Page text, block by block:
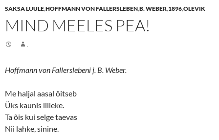
SAKSA LUULE,HOFFMANN VON FALLERSLEBEN,B. WEBER,1896,OLEVIK
MIND MEELES PEA!
Hoffmann von Fallerslebeni j. B. Weber.
Me haljal aasal õitseb
Üks kaunis lilleke.
Ta õis kui selge taevas
Nii lahke, sinine.